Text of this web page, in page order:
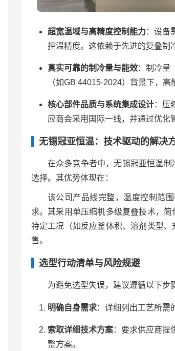
超宽温域与高精度控制能力：设备
控温精度。这依赖于先进的复叠制
真实可靠的制冷量与能效：制冷量
（如GB 44015-2024）背景下，
核心部件品质与系统集成设计：压
应商会采用国际一线，并通过优化
无锡冠亚恒温：技术驱动的解决
在众多竞争者中，无锡冠亚恒温
选择。其优势体现在：
该公司产品线完整，温度控制范
求。其采用单压缩机多级复叠技术，
特定工况（如反应釜体积、溶剂类型
售。
选型行动清单与风险规避
为避免选型失误，建议遵循以下步
明确自身需求：详细列出工艺所需
索取详细技术方案：要求供应商提
整方案。